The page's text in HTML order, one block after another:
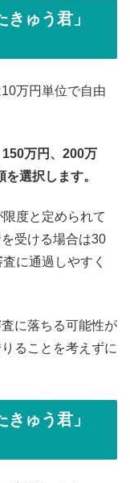
ゅう君」
万円単位で自由
万円、200万
選択します。
度と定められて
受ける場合は30
に通過しやすく
に落ちる可能性が
ることを考えずに
ゅう君」